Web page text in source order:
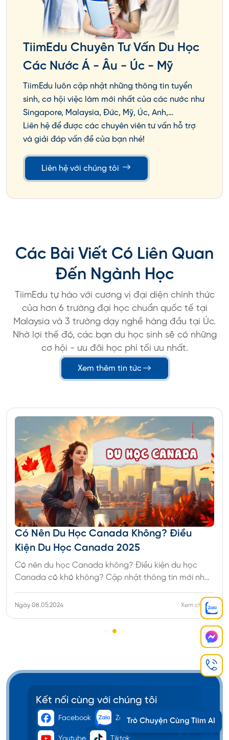
TiimEdu Chuyên Tư Vấn Du Học
Các Nước Á - Âu - Úc - Mỹ
TiimEdu luôn cập nhật những thông tin tuyển
sinh, cơ hội việc làm mới nhất của các nước như
Singapore, Malaysia, Đức, Mỹ, Úc, Anh,…
Liên hệ để được các chuyên viên tư vấn hỗ trợ
và giải đáp vấn đề của bạn nhé!
Liên hệ với chúng tôi
Các Bài Viết Có Liên Quan
Đến Ngành Học
TiimEdu tự hào với cương vị đại diện chính thức
của hơn 6 trường đại học chuẩn quốc tế tại
Malaysia và 3 trường dạy nghề hàng đầu tại Úc.
Nhờ lợi thế đó, các bạn du học sinh sẽ có những
cơ hội - ưu đãi học phí tối ưu nhất.
Xem thêm tin tức
Có Nên Du Học Canada Không? Điều
Kiện Du Học Canada 2025
Có nên du học Canada không? Điều kiện du học
Canada có khó không? Cập nhật thông tin mới nhất
Ngày 08.05.2024 Xem chi tiết
Kết nối cùng với chúng tôi
Facebook Zalo Messenger
Trò Chuyện Cùng Tiim AI